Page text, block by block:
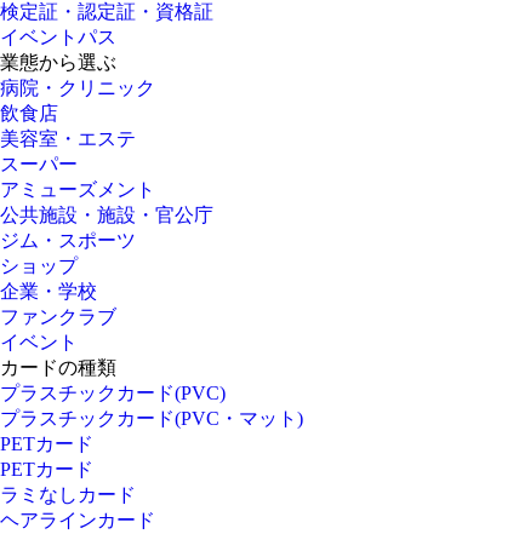
検定証・認定証・資格証
イベントパス
業態から選ぶ
病院・クリニック
飲食店
美容室・エステ
スーパー
アミューズメント
公共施設・施設・官公庁
ジム・スポーツ
ショップ
企業・学校
ファンクラブ
イベント
カードの種類
プラスチックカード(PVC)
プラスチックカード(PVC・マット)
PETカード
PETカード
ラミなしカード
ヘアラインカード